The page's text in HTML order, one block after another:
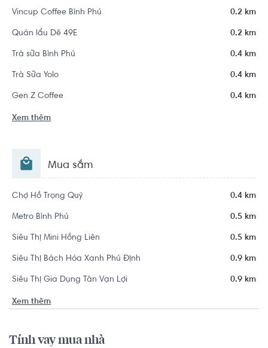
Vincup Coffee Bình Phú 0.2 km
Quán lẩu Dê 49E 0.2 km
Trà sữa Bình Phú 0.4 km
Trà Sữa Yolo 0.4 km
Gen Z Coffee 0.4 km
Xem thêm
Mua sắm
Chợ Hồ Trọng Quý 0.4 km
Metro Bình Phú 0.5 km
Siêu Thị Mini Hồng Liên 0.5 km
Siêu Thị Bách Hóa Xanh Phú Định 0.9 km
Siêu Thị Gia Dụng Tân Vạn Lợi 0.9 km
Xem thêm
Tính vay mua nhà